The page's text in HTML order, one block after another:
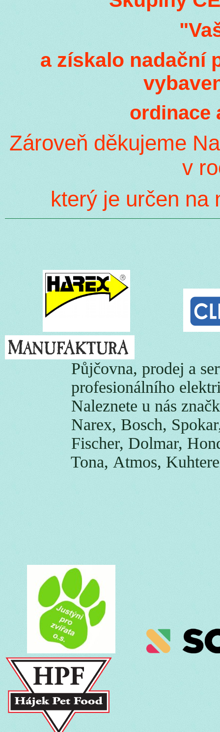
a získalo nadační
ordinace
Zároveň děkujeme
v
který je určen na
Půjčovna, prodej
profesionálního
Naleznete u nás značky
Narex, Bosch, Spokar,
Fischer, Dolmar,
Tona, Atmos,